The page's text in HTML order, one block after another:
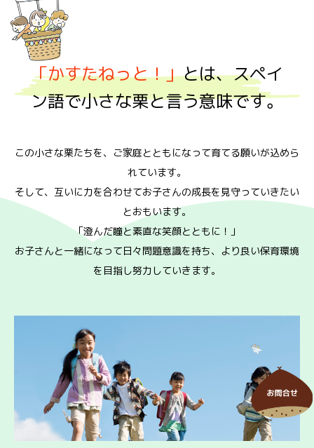
「かすたねっと！」とは、スペイ
ン語で小さな栗と言う意味です。
この小さな栗たちを、ご家庭とともになって育てる願いが込めら
れています。
そして、互いに力を合わせてお子さんの成長を見守っていきたい
とおもいます。
「澄んだ瞳と素直な笑顔とともに！」
お子さんと一緒になって日々問題意識を持ち、より良い保育環境
を目指し努力していきます。